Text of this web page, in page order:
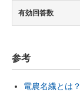
有効回答数
参考
電農名繊とは